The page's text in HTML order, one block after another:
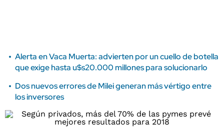
Alerta en Vaca Muerta: advierten por un cuello de botella
que exige hasta u$s20.000 millones para solucionarlo
Dos nuevos errores de Milei generan más vértigo entre
los inversores